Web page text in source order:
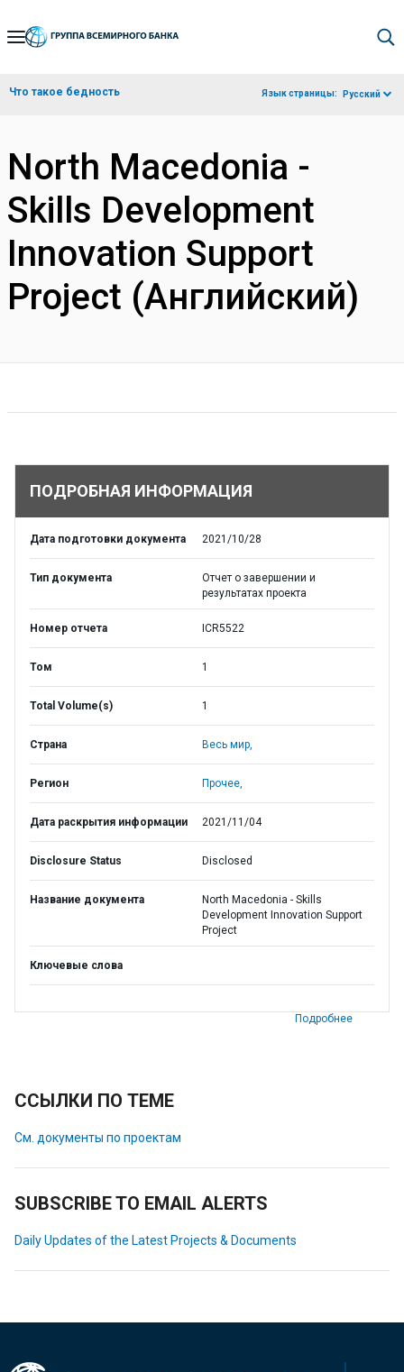
Skip
Navigation
Что такое бедность Язык страницы: Русский
North Macedonia -
Skills Development
Innovation Support
Project (Английский)
ПОДРОБНАЯ ИНФОРМАЦИЯ
Дата подготовки документа 2021/10/28
Тип документа
Отчет о завершении и
результатах проекта
Номер отчета ICR5522
Том 1
Total Volume(s) 1
Страна Весь мир,
Регион Прочее,
Дата раскрытия информации 2021/11/04
Disclosure Status Disclosed
Название документа
North Macedonia - Skills
Development Innovation Support
Project
Ключевые слова
Подробнее
ССЫЛКИ ПО ТЕМЕ
См. документы по проектам
SUBSCRIBE TO EMAIL ALERTS
Daily Updates of the Latest Projects & Documents